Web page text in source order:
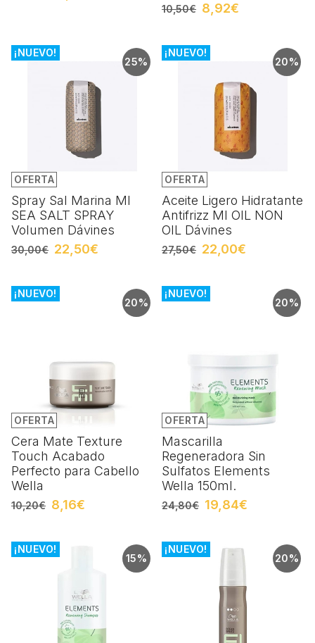
10,50€ 8,92€
25%
OFERTA
¡NUEVO!
Spray Sal Marina MI
SEA SALT SPRAY
Volumen Dávines
30,00€ 22,50€
20%
OFERTA
¡NUEVO!
Aceite Ligero Hidratante
Antifrizz MI OIL NON
OIL Dávines
27,50€ 22,00€
20%
OFERTA
¡NUEVO!
Cera Mate Texture
Touch Acabado
Perfecto para Cabello
Wella
10,20€ 8,16€
20%
OFERTA
¡NUEVO!
Mascarilla
Regeneradora Sin
Sulfatos Elements
Wella 150ml.
24,80€ 19,84€
15%
¡NUEVO!
20%
¡NUEVO!